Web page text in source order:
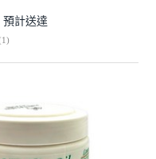
預計送達
1)